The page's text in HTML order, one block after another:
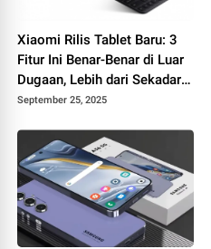
Xiaomi Rilis Tablet Baru: 3
Fitur Ini Benar-Benar di Luar
Dugaan, Lebih dari Sekadar
Tablet Baru
September 25, 2025